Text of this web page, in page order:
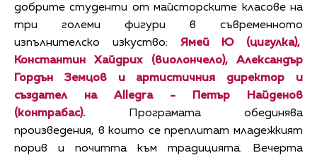
добрите студенти от майсторските класове на
три големи фигури в съвременното
изпълнителско изкуство: Ямей Ю (цигулка),
Константин Хайдрих (виолончело), Александър
Гордън Земцов и артистичния директор и
създател на Allegra - Петър Найденов
(контрабас). Програмата обединява
произведения, в които се преплитат младежкият
порив и почитта към традицията. Вечерта